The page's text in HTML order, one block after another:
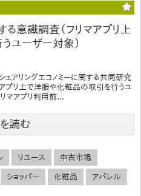
る意識調査（フリマアプリ上
ユーザー対象）
ェアリングエコノミーに関する共同研究
アプリ上で洋服や化粧品の取引を行うユ
マアプリ利用前...
読む
リユース 中古市場
ショッパー 化粧品 アパレル